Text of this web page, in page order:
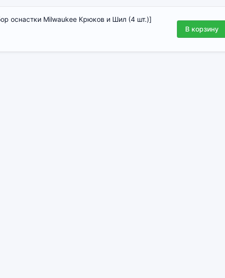
оснастки Milwaukee Крюков и Шил (4 шт.)]
В корзину